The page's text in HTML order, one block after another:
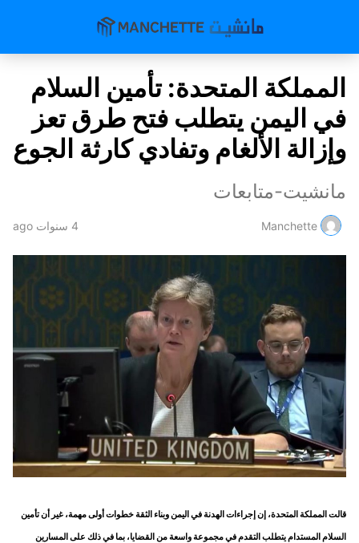
المملكة المتحدة: تأمين السلام
في اليمن يتطلب فتح طرق تعز
وإزالة الألغام وتفادي كارثة الجوع
مانشيت-متابعات
Manchette 4 سنوات ago
قالت المملكة المتحدة، إن إجراءات الهدنة في اليمن وبناء الثقة خطوات أولى مهمة، غير أن تأمين
السلام المستدام يتطلب التقدم في مجموعة واسعة من القضايا، بما في ذلك على المسارين